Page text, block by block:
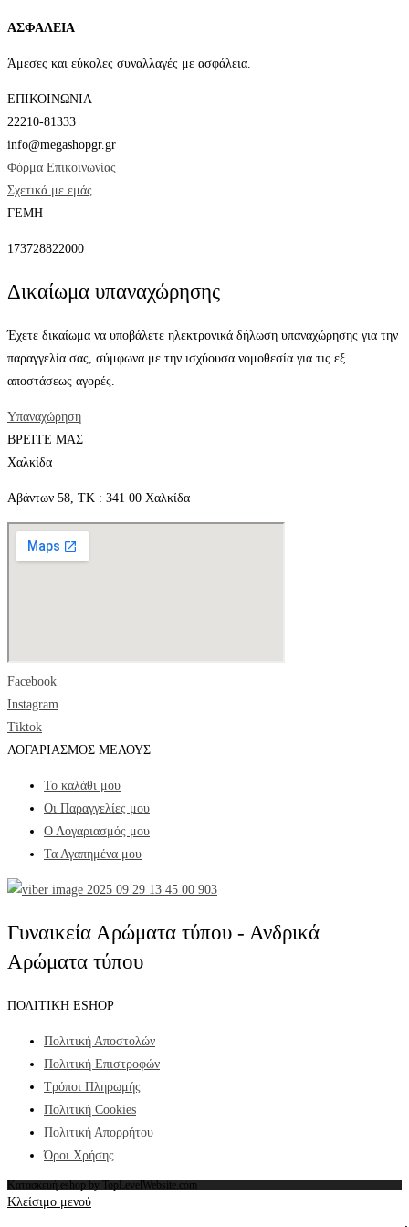
ΑΣΦΑΛΕΙΑ
Άμεσες και εύκολες συναλλαγές με ασφάλεια.
ΕΠΙΚΟΙΝΩΝΙΑ
22210-81333
info@megashopgr.gr
Φόρμα Επικοινωνίας
Σχετικά με εμάς
ΓΕΜΗ
173728822000
Δικαίωμα υπαναχώρησης
Έχετε δικαίωμα να υποβάλετε ηλεκτρονικά δήλωση υπαναχώρησης για την
παραγγελία σας, σύμφωνα με την ισχύουσα νομοθεσία για τις εξ
αποστάσεως αγορές.
Υπαναχώρηση
ΒΡΕΙΤΕ ΜΑΣ
Χαλκίδα
Αβάντων 58, ΤΚ : 341 00 Χαλκίδα
Facebook
Instagram
Tiktok
ΛΟΓΑΡΙΑΣΜΟΣ ΜΕΛΟΥΣ
Το καλάθι μου
Οι Παραγγελίες μου
Ο Λογαριασμός μου
Τα Αγαπημένα μου
Γυναικεία Αρώματα τύπου - Ανδρικά
Αρώματα τύπου
ΠΟΛΙΤΙΚΗ ESHOP
Πολιτική Αποστολών
Πολιτική Επιστροφών
Τρόποι Πληρωμής
Πολιτική Cookies
Πολιτική Απορρήτου
Όροι Χρήσης
Κατασκευή eshop by TopLevelWebsite.com
Κλείσιμο μενού